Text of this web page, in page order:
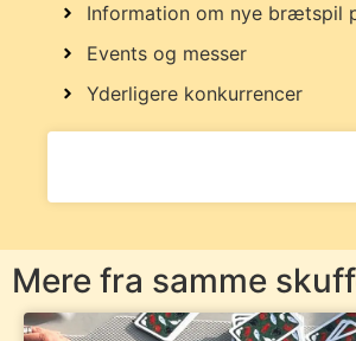
Information om nye brætspil
Events og messer
Yderligere konkurrencer
Mere fra samme